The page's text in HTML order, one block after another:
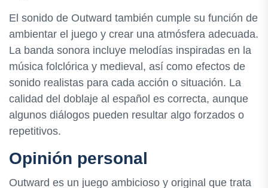
El sonido de Outward también cumple su función de
ambientar el juego y crear una atmósfera adecuada.
La banda sonora incluye melodías inspiradas en la
música folclórica y medieval, así como efectos de
sonido realistas para cada acción o situación. La
calidad del doblaje al español es correcta, aunque
algunos diálogos pueden resultar algo forzados o
repetitivos.
Opinión personal
Outward es un juego ambicioso y original que trata